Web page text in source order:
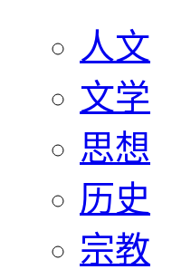
人文
文学
思想
历史
宗教